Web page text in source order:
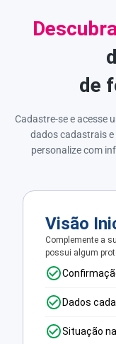
de
Cadastre-se e acesse
dados cadastrais
personalize com
Visão
Complemente a
possui algum
Dados
Situação